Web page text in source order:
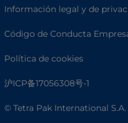
Información legal y de
Código de Conducta
Política de cookies
沪ICP备17056308号-1
© Tetra Pak International S.A.